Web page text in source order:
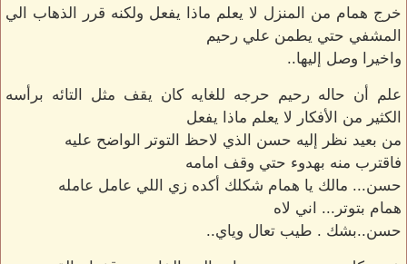
خرج همام من المنزل لا يعلم ماذا يفعل ولكنه قرر الذهاب الي
المشفي حتي يطمن علي رحيم
واخيرا وصل إليها..
علم أن حاله رحيم حرجه للغايه كان يقف مثل التائه برأسه
الكثير من الأفكار لا يعلم ماذا يفعل
من بعيد نظر إليه حسن الذي لاحظ التوتر الواضح عليه
فاقترب منه بهدوء حتي وقف امامه
حسن... مالك يا همام شكلك أكده زي اللي عامل عامله
همام بتوتر... اني لاه
حسن..بشك . طيب تعال وياي..